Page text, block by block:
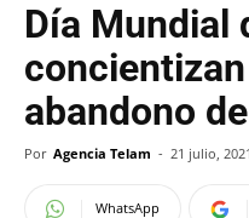
Día Mundial
abandono
Por Agencia Telam - 21 julio, 2021
WhatsApp